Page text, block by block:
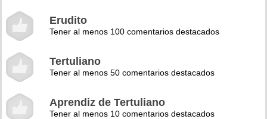
Erudito
Tener al menos 100 comentarios destacados
Tertuliano
Tener al menos 50 comentarios destacados
Aprendiz de Tertuliano
Tener al menos 10 comentarios destacados